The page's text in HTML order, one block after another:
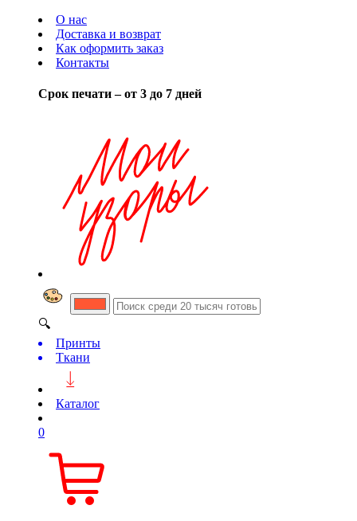
О нас
Доставка и возврат
Как оформить заказ
Контакты
Срок печати – от 3 до 7 дней
🔍
Принты
Ткани
Каталог
0